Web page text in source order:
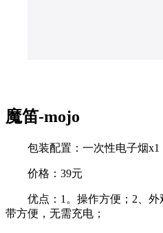
魔笛-mojo
包装配置：一次性电子烟x1
价格：39元
优点：1。操作方便；2、
带方便，无需充电；